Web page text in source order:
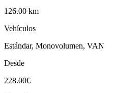
126.00 km
Vehículos
Estándar, Monovolumen, VAN
Desde
228.00€